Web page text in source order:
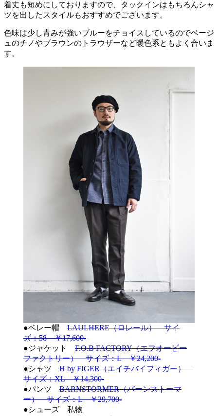
着丈も短めにしておりますので、タックインはもちろんシャ
ツを出したスタイルもおすすめでございます。
色味は少し青みが強いブルーをチョイスしているのでベージ
ュのチノやブラウンのトラウザーなど暖色系ともよく合いま
す。
●ベレー帽 LAULHERE（ロレール） サイ
ズ：58 ￥17,600-
●ジャケット F.O.B FACTORY（エフオービー
ファクトリー） サイズ：L ￥24,200-
●シャツ H by FIGER（エイチバイフィガー）
サイズ：XL ￥14,300-
●パンツ BARNSTORMER（バーンストーマ
ー） サイズ：L ￥29,700-
●シューズ 私物